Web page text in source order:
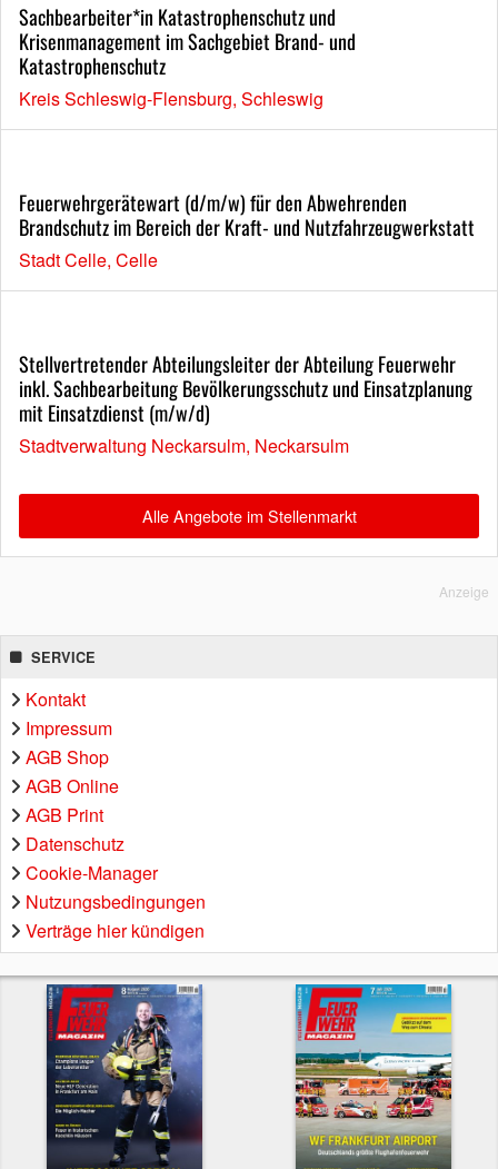
Sachbearbeiter*in Katastrophenschutz und
Krisenmanagement im Sachgebiet Brand- und
Katastrophenschutz
Kreis Schleswig-Flensburg, Schleswig
Feuerwehrgerätewart (d/m/w) für den Abwehrenden
Brandschutz im Bereich der Kraft- und Nutzfahrzeugwerkstatt
Stadt Celle, Celle
Stellvertretender Abteilungsleiter der Abteilung Feuerwehr
inkl. Sachbearbeitung Bevölkerungsschutz und Einsatzplanung
mit Einsatzdienst (m/w/d)
Stadtverwaltung Neckarsulm, Neckarsulm
Alle Angebote im Stellenmarkt
Anzeige
SERVICE
Kontakt
Impressum
AGB Shop
AGB Online
AGB Print
Datenschutz
Cookie-Manager
Nutzungsbedingungen
Verträge hier kündigen